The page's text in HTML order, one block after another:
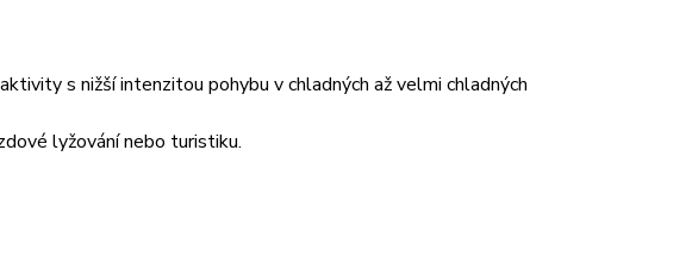
s nižší intenzitou pohybu v chladných až velmi chladných
lyžování nebo turistiku.